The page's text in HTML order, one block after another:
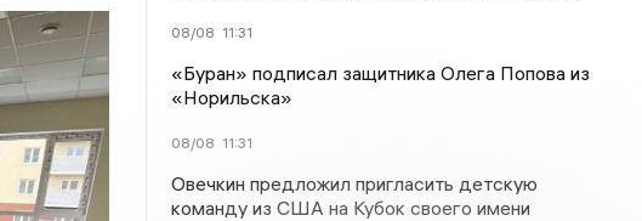
08/08 11:31
«Буран» подписал защитника Олега Попова из
«Норильска»
08/08 11:31
Овечкин предложил пригласить детскую
команду из США на Кубок своего имени